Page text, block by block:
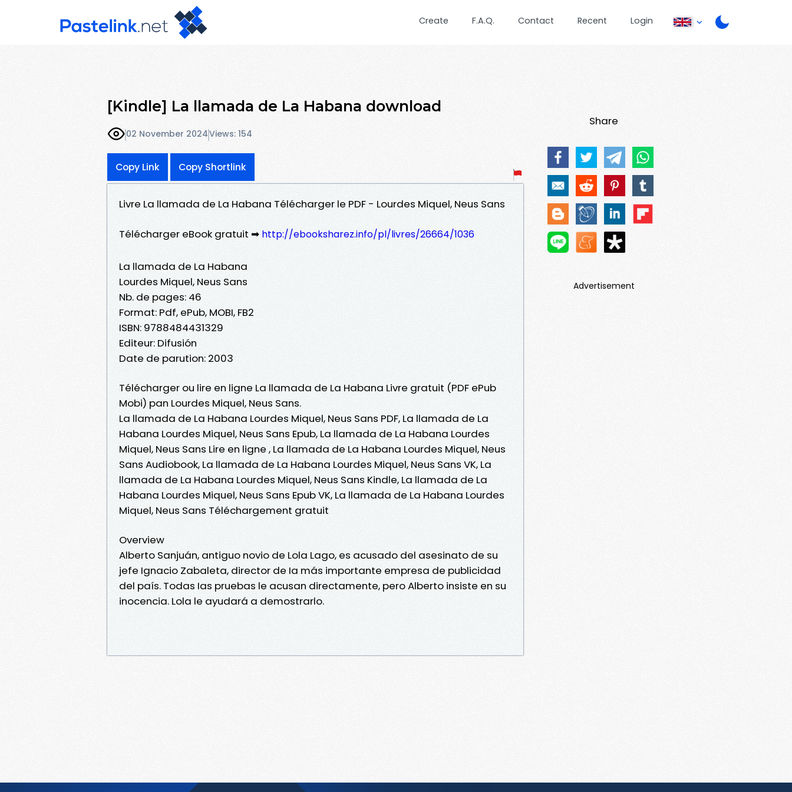
Create F.A.Q. Contact Recent Login
[Kindle] La llamada de La Habana download
02 November 2024Views: 154
Copy Link Copy Shortlink
Livre La llamada de La Habana Télécharger le PDF - Lourdes Miquel, Neus Sans
Télécharger eBook gratuit ➡ http://ebooksharez.info/pl/livres/26664/1036
La llamada de La Habana
Lourdes Miquel, Neus Sans
Nb. de pages: 46
Format: Pdf, ePub, MOBI, FB2
ISBN: 9788484431329
Editeur: Difusión
Date de parution: 2003
Télécharger ou lire en ligne La llamada de La Habana Livre gratuit (PDF ePub
Mobi) pan Lourdes Miquel, Neus Sans.
La llamada de La Habana Lourdes Miquel, Neus Sans PDF, La llamada de La
Habana Lourdes Miquel, Neus Sans Epub, La llamada de La Habana Lourdes
Miquel, Neus Sans Lire en ligne , La llamada de La Habana Lourdes Miquel, Neus
Sans Audiobook, La llamada de La Habana Lourdes Miquel, Neus Sans VK, La
llamada de La Habana Lourdes Miquel, Neus Sans Kindle, La llamada de La
Habana Lourdes Miquel, Neus Sans Epub VK, La llamada de La Habana Lourdes
Miquel, Neus Sans Téléchargement gratuit
Overview
Alberto Sanjuán, antiguo novio de Lola Lago, es acusado del asesinato de su
jefe Ignacio Zabaleta, director de Ia más importante empresa de publicidad
del país. Todas Ias pruebas le acusan directamente, pero Alberto insiste en su
inocencia. Lola le ayudará a demostrarlo.
Share
Advertisement